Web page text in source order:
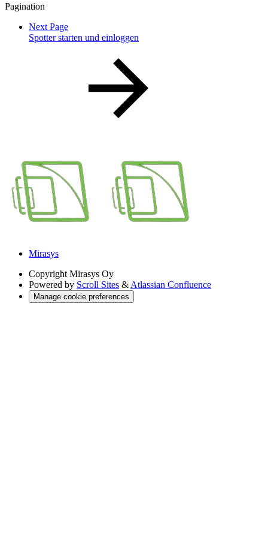
Pagination
Next Page
Spotter starten und einloggen
Mirasys
Copyright Mirasys Oy
Powered by Scroll Sites & Atlassian Confluence
Manage cookie preferences